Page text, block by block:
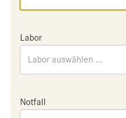
Labor
Labor auswählen ...
Notfall